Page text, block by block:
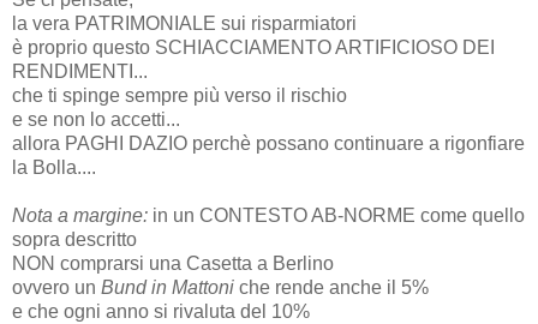
la vera PATRIMONIALE sui risparmiatori
è proprio questo SCHIACCIAMENTO ARTIFICIOSO DEI
RENDIMENTI...
che ti spinge sempre più verso il rischio
e se non lo accetti...
allora PAGHI DAZIO perchè possano continuare a rigonfiare
la Bolla....
Nota a margine: in un CONTESTO AB-NORME come quello
sopra descritto
NON comprarsi una Casetta a Berlino
ovvero un Bund in Mattoni che rende anche il 5%
e che ogni anno si rivaluta del 10%